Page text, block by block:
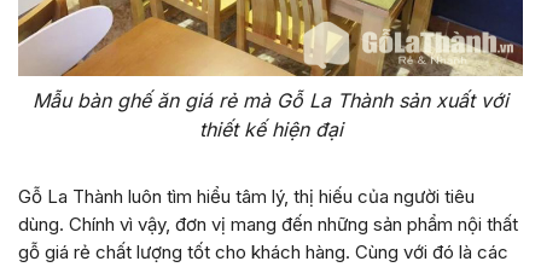
Mẫu bàn ghế ăn giá rẻ mà Gỗ La Thành sản xuất với
thiết kế hiện đại
Gỗ La Thành luôn tìm hiểu tâm lý, thị hiếu của người tiêu
dùng. Chính vì vậy, đơn vị mang đến những sản phẩm nội thất
gỗ giá rẻ chất lượng tốt cho khách hàng. Cùng với đó là các